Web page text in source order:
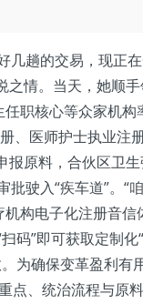
趟的交易，现正
情。当天，她顺
职核心等众家机构
、医师护士执业注
原料，合伙区卫
驶入“疾车道”。“
构电子化注册音信
码”即可获取定制化
为确保变革盈利有
点、统治流程与原